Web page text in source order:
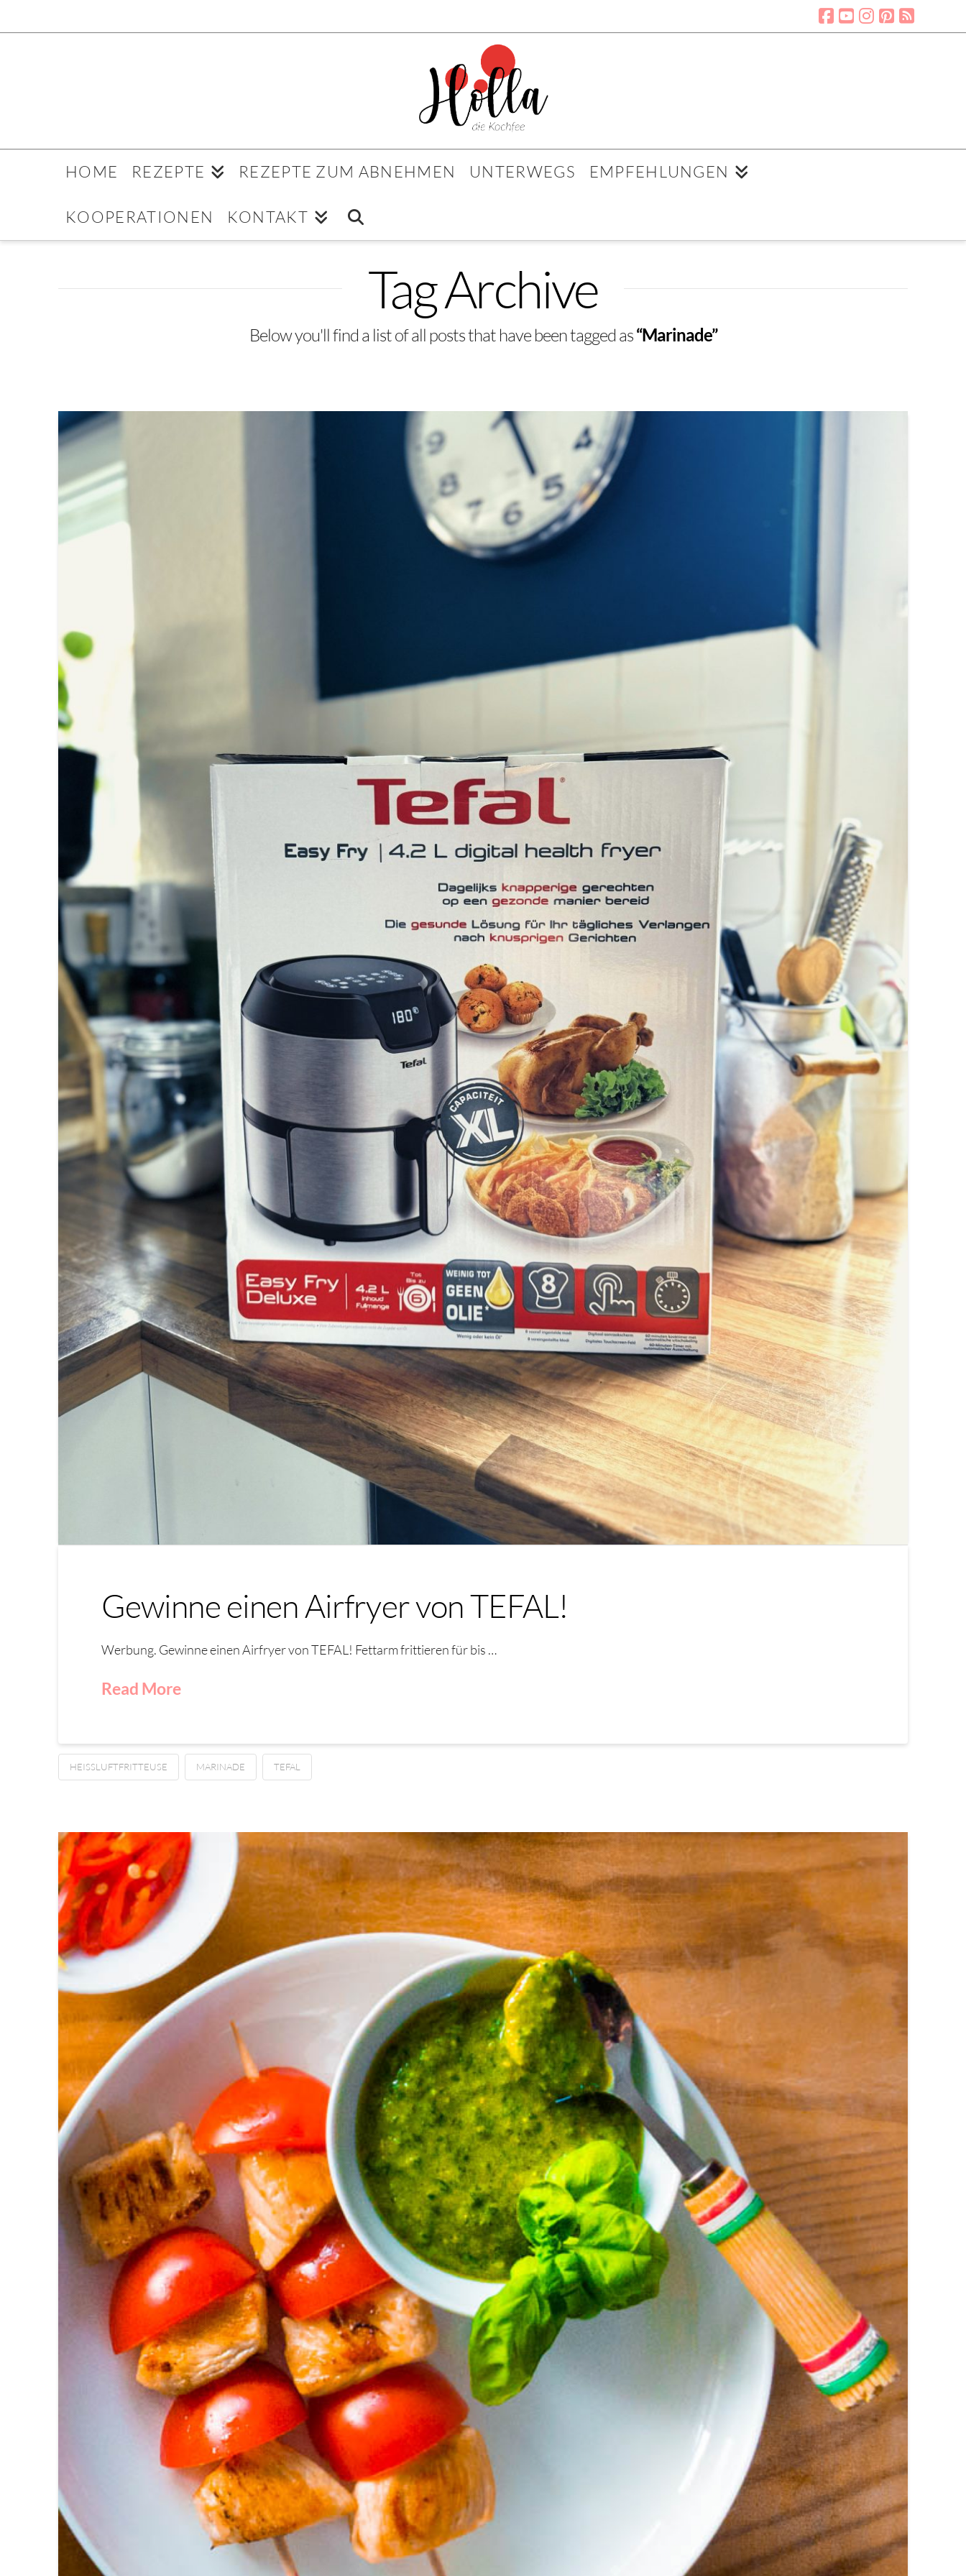
HOME REZEPTE REZEPTE ZUM ABNEHMEN UNTERWEGS EMPFEHLUNGEN
KOOPERATIONEN KONTAKT
Tag Archive
Below you'll find a list of all posts that have been tagged as“Marinade”
Gewinne einen Airfryer von TEFAL!
Werbung. Gewinne einen Airfryer von TEFAL! Fettarm frittieren für bis …
Read More
HEISSLUFTFRITTEUSE MARINADE TEFAL